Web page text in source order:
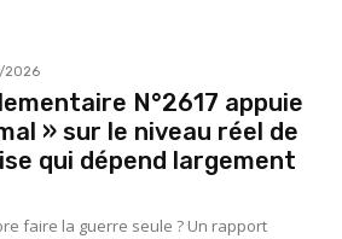
2026
N°2617 appuie
» sur le niveau réel de
qui dépend largement
faire la guerre seule ? Un rapport